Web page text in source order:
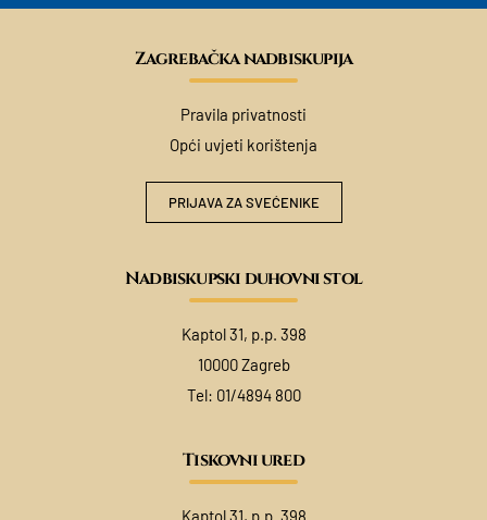
Zagrebačka nadbiskupija
Pravila privatnosti
Opći uvjeti korištenja
PRIJAVA ZA SVEĆENIKE
Nadbiskupski duhovni stol
Kaptol 31, p.p. 398
10000 Zagreb
Tel: 01/4894 800
Tiskovni ured
Kaptol 31, p.p. 398